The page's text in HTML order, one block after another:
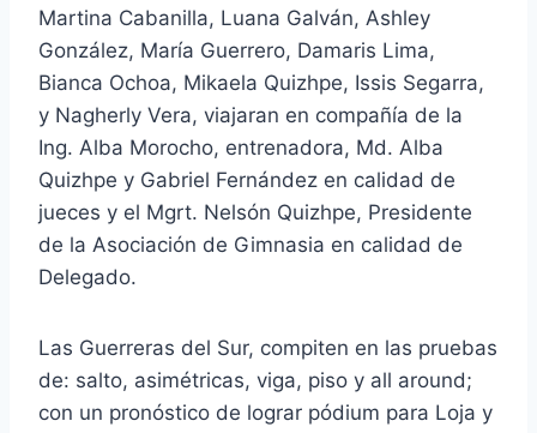
Martina Cabanilla, Luana Galván, Ashley
González, María Guerrero, Damaris Lima,
Bianca Ochoa, Mikaela Quizhpe, Issis Segarra,
y Nagherly Vera, viajaran en compañía de la
Ing. Alba Morocho, entrenadora, Md. Alba
Quizhpe y Gabriel Fernández en calidad de
jueces y el Mgrt. Nelsón Quizhpe, Presidente
de la Asociación de Gimnasia en calidad de
Delegado.
Las Guerreras del Sur, compiten en las pruebas
de: salto, asimétricas, viga, piso y all around;
con un pronóstico de lograr pódium para Loja y